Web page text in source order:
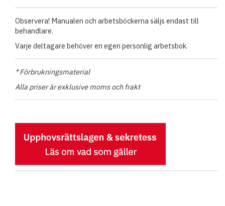
Observera! Manualen och arbetsböckerna säljs endast till
behandlare.
Varje deltagare behöver en egen personlig arbetsbok.
* Förbrukningsmaterial
Alla priser är exklusive moms och frakt